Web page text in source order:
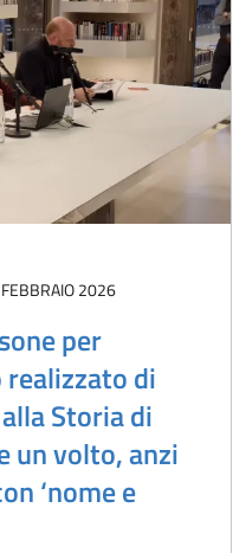
2026
per
di
Storia di
un volto, anzi
‘nome e